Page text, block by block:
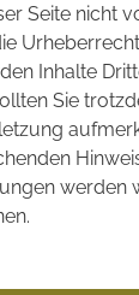
Seite nicht
Inhalte
Sie
werden